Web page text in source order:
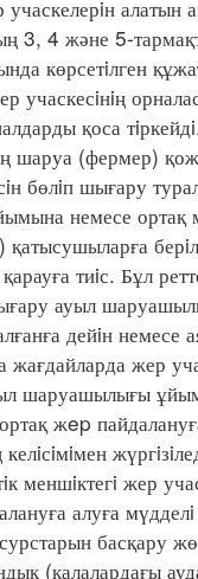
алатын
3, 4 және 5-
көрсетiлген
учаскесiнiң
қоса
(фермер)
бөлiп шығару
немесе ортақ
қатысушыларға
тиiс. Бұл
ауыл
дейiн немесе
жағдайларда жер
шаруашылығы
жep
жер
алуға
басқару
(қалалардағы